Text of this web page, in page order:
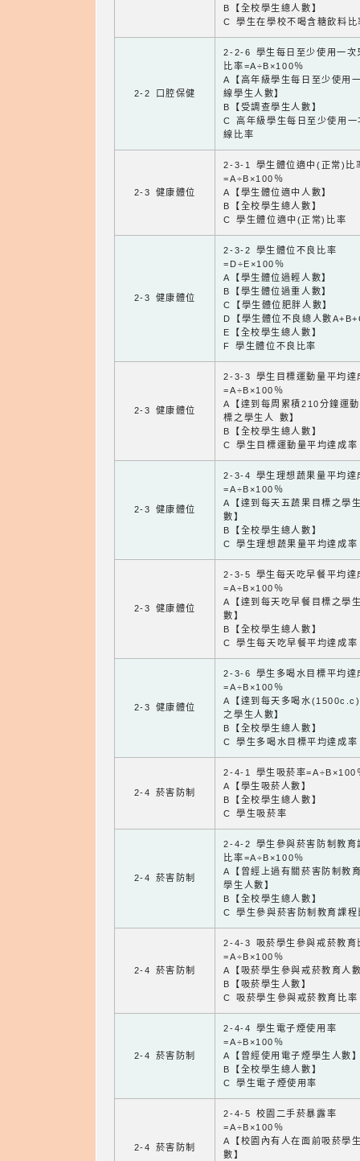
B【全校學生總人數】
C 學生在學校不喝含糖飲料比
2-2 口腔保健
2-2-6 學生每日至少使用一次
比率=A÷B×100％
A【高年級學生每日至少使用
線學生人數】
B【受調查學生人數】
C 高年級學生每日至少使用一
線比率
2-3 健康體位
2-3-1 學生體位適中(正常)比
=A÷B×100％
A【學生體位適中人數】
B【全校學生總人數】
C 學生體位適中(正常)比率
2-3 健康體位
2-3-2 學生體位不良比率
=D÷E×100％
A【學生體位過輕人數】
B【學生體位過重人數】
C【學生體位肥胖人數】
D【學生體位不良總人數
E【全校學生總人數】
F 學生體位不良比率
2-3 健康體位
2-3-3 學生目標運動量平均達
=A÷B×100％
A【達到每周累積210分鐘運
標之學生人 數】
B【全校學生總人數】
C 學生目標運動量平均達成率
2-3 健康體位
2-3-4 學生理想蔬果量平均達
=A÷B×100％
A【達到每天五蔬果目標之學
數】
B【全校學生總人數】
C 學生理想蔬果量平均達成率
2-3 健康體位
2-3-5 學生每天吃早餐平均達
=A÷B×100％
A【達到每天吃早餐目標之學
數】
B【全校學生總人數】
C 學生每天吃早餐平均達成率
2-3 健康體位
2-3-6 學生多喝水目標平均達
=A÷B×100％
A【達到每天多喝水
之學生人數】
B【全校學生總人數】
C 學生多喝水目標平均達成率
2-4 菸害防制
2-4-1 學生吸菸率=A÷B×100
A【學生吸菸人數】
B【全校學生總人數】
C 學生吸菸率
2-4 菸害防制
2-4-2 學生參與菸害防制教育
比率=A÷B×100％
A【曾經上過有關菸害防制教
學生人數】
B【全校學生總人數】
C 學生參與菸害防制教育課程
2-4 菸害防制
2-4-3 吸菸學生參與戒菸教育
=A÷B×100％
A【吸菸學生參與戒菸教育人
B【吸菸學生人數】
C 吸菸學生參與戒菸教育比率
2-4 菸害防制
2-4-4 學生電子煙使用率
=A÷B×100％
A【曾經使用電子煙學生人數
B【全校學生總人數】
C 學生電子煙使用率
2-4 菸害防制
2-4-5 校園二手菸暴露率
=A÷B×100％
A【校園內有人在面前吸菸學
數】